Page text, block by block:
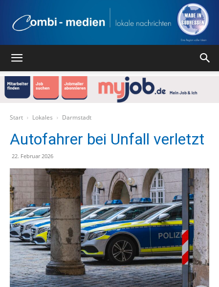
Start Lokales Darmstadt
Autofahrer bei Unfall verletzt
22. Februar 2026